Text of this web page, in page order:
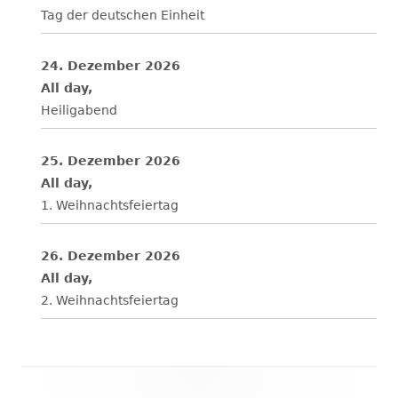
Tag der deutschen Einheit
24. Dezember 2026
All day,
Heiligabend
25. Dezember 2026
All day,
1. Weihnachtsfeiertag
26. Dezember 2026
All day,
2. Weihnachtsfeiertag